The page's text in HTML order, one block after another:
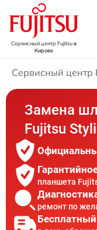
Сервисный центр Fujitsuв
Кирове
Сервисный центр
Замена
Fujitsu
планшета
ремонт по